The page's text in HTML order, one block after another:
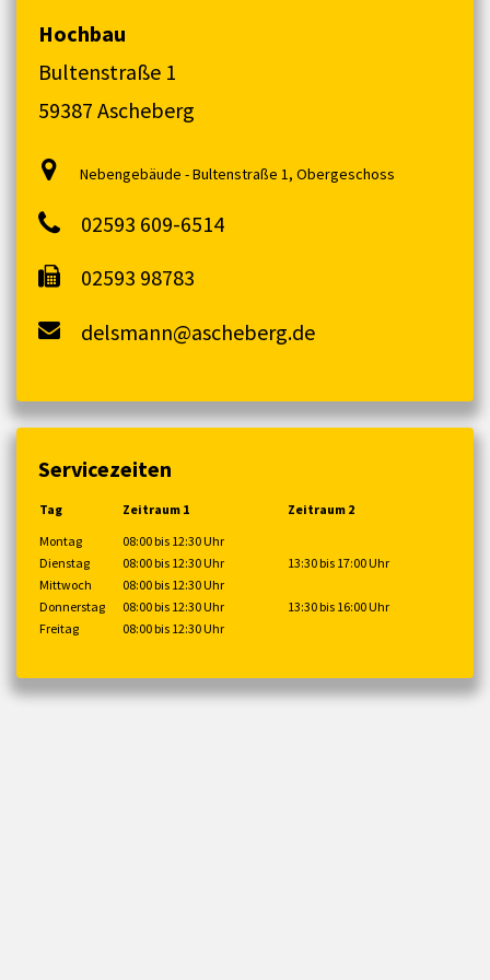
Hochbau
Bultenstraße 1
59387 Ascheberg
Nebengebäude - Bultenstraße 1, Obergeschoss
02593 609-6514
02593 98783
delsmann@ascheberg.de
Servicezeiten
Tag Zeitraum 1
Zeitraum 2
Montag
08:00 bis 12:30 Uhr
Dienstag
08:00 bis 12:30 Uhr
13:30 bis 17:00 Uhr
Mittwoch
08:00 bis 12:30 Uhr
Donnerstag
08:00 bis 12:30 Uhr
13:30 bis 16:00 Uhr
Freitag
08:00 bis 12:30 Uhr